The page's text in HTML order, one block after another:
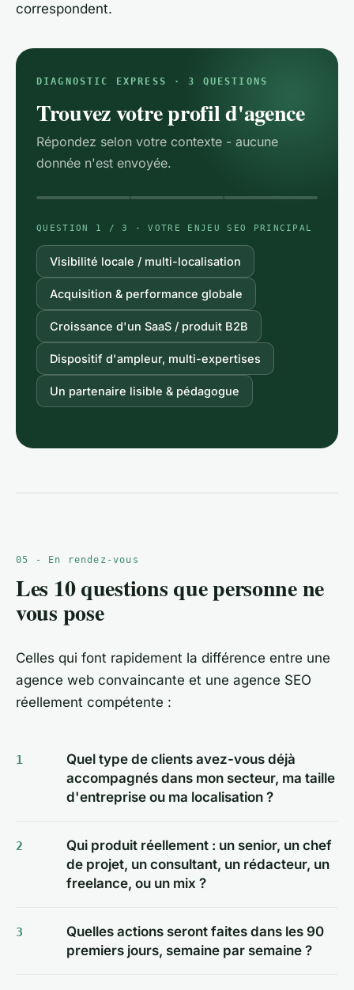
correspondent.
DIAGNOSTIC EXPRESS · 3 QUESTIONS
Trouvez votre profil d'agence
Répondez selon votre contexte - aucune
donnée n'est envoyée.
QUESTION 1 / 3 - VOTRE ENJEU SEO PRINCIPAL
Visibilité locale / multi-localisation
Acquisition & performance globale
Croissance d'un SaaS / produit B2B
Dispositif d'ampleur, multi-expertises
Un partenaire lisible & pédagogue
05 - En rendez-vous
Les 10 questions que personne ne
vous pose
Celles qui font rapidement la différence entre une
agence web convaincante et une agence SEO
réellement compétente :
Quel type de clients avez-vous déjà
accompagnés dans mon secteur, ma taille
d'entreprise ou ma localisation ?
Qui produit réellement : un senior, un chef
de projet, un consultant, un rédacteur, un
freelance, ou un mix ?
Quelles actions seront faites dans les 90
premiers jours, semaine par semaine ?